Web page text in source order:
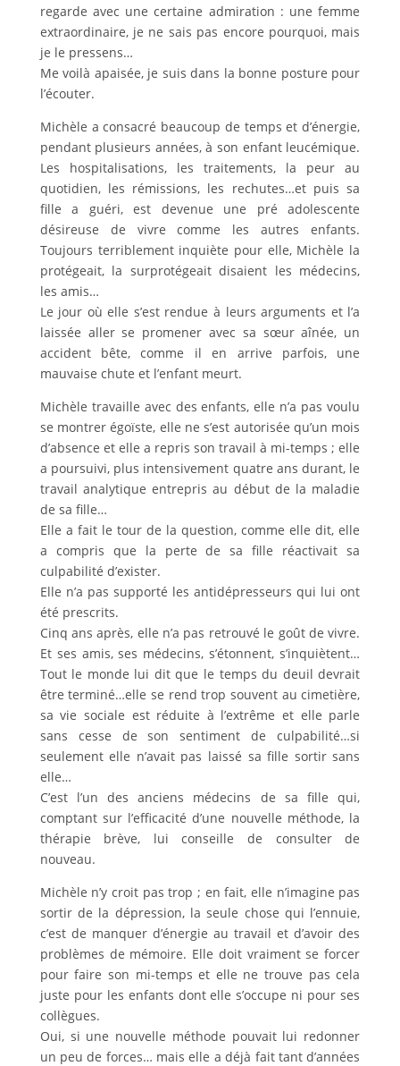
regarde avec une certaine admiration : une femme
extraordinaire, je ne sais pas encore pourquoi, mais
je le pressens…
Me voilà apaisée, je suis dans la bonne posture pour
l’écouter.
Michèle a consacré beaucoup de temps et d’énergie,
pendant plusieurs années, à son enfant leucémique.
Les hospitalisations, les traitements, la peur au
quotidien, les rémissions, les rechutes…et puis sa
fille a guéri, est devenue une pré adolescente
désireuse de vivre comme les autres enfants.
Toujours terriblement inquiète pour elle, Michèle la
protégeait, la surprotégeait disaient les médecins,
les amis…
Le jour où elle s’est rendue à leurs arguments et l’a
laissée aller se promener avec sa sœur aînée, un
accident bête, comme il en arrive parfois, une
mauvaise chute et l’enfant meurt.
Michèle travaille avec des enfants, elle n’a pas voulu
se montrer égoïste, elle ne s’est autorisée qu’un mois
d’absence et elle a repris son travail à mi-temps ; elle
a poursuivi, plus intensivement quatre ans durant, le
travail analytique entrepris au début de la maladie
de sa fille…
Elle a fait le tour de la question, comme elle dit, elle
a compris que la perte de sa fille réactivait sa
culpabilité d’exister.
Elle n’a pas supporté les antidépresseurs qui lui ont
été prescrits.
Cinq ans après, elle n’a pas retrouvé le goût de vivre.
Et ses amis, ses médecins, s’étonnent, s’inquiètent…
Tout le monde lui dit que le temps du deuil devrait
être terminé…elle se rend trop souvent au cimetière,
sa vie sociale est réduite à l’extrême et elle parle
sans cesse de son sentiment de culpabilité…si
seulement elle n’avait pas laissé sa fille sortir sans
elle…
C’est l’un des anciens médecins de sa fille qui,
comptant sur l’efficacité d’une nouvelle méthode, la
thérapie brève, lui conseille de consulter de
nouveau.
Michèle n’y croit pas trop ; en fait, elle n’imagine pas
sortir de la dépression, la seule chose qui l’ennuie,
c’est de manquer d’énergie au travail et d’avoir des
problèmes de mémoire. Elle doit vraiment se forcer
pour faire son mi-temps et elle ne trouve pas cela
juste pour les enfants dont elle s’occupe ni pour ses
collègues.
Oui, si une nouvelle méthode pouvait lui redonner
un peu de forces… mais elle a déjà fait tant d’années